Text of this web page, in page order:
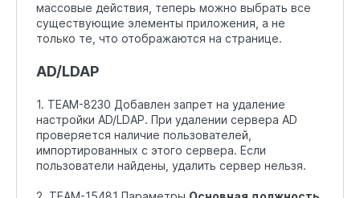
массовые действия, теперь можно выбрать все
существующие элементы приложения, а не
только те, что отображаются на странице.
AD/LDAP
1. TEAM-8230 Добавлен запрет на удаление
настройки AD/LDAP. При удалении сервера AD
проверяется наличие пользователей,
импортированных с этого сервера. Если
пользователи найдены, удалить сервер нельзя.